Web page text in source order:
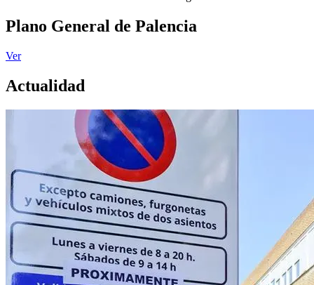
Plano General de Palencia
Ver
Actualidad